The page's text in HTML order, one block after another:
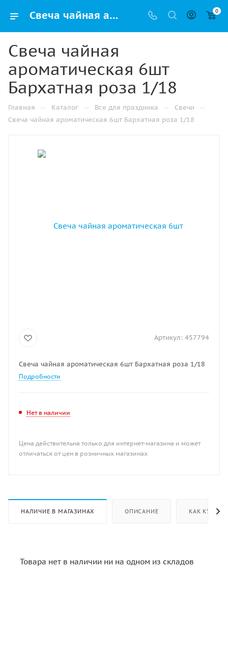
Свеча чайная ароматическая 6шт Бархатная роза 1/18 оптом и в розницу в Ижевске, цены в каталоге с доставкой 0
Свеча чайная
ароматическая 6шт
Бархатная роза 1/18
Главная — Каталог — Все для праздника — Свечи —
Свеча чайная ароматическая 6шт Бархатная роза 1/18
Артикул: 457794
Свеча чайная ароматическая 6шт Бархатная роза 1/18
Подробности
Нет в наличии
Цена действительна только для интернет-магазина и может
отличаться от цен в розничных магазинах
НАЛИЧИЕ В МАГАЗИНАХ ОПИСАНИЕ КАК КУПИТЬ
Товара нет в наличии ни на одном из складов